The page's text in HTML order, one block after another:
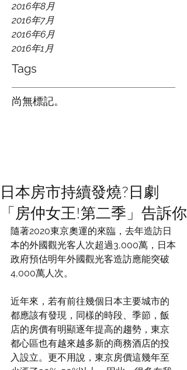
2016年8月
2016年7月
2016年6月
2016年1月
Tags
尚無標記。
日本房市持續發燒?日劇
「房仲女王!第二季」告訴你
隨著2020東京奧運的來臨，去年造訪日
本的外國觀光客人次超過3,000萬，日本
政府預估明年外國觀光客造訪應能突破
4,000萬人次。
近年來，若有前往幾個日本主要城市的
都應該有發現，同樣的時段、季節，飯
店的房價有明顯逐年提高的趨勢，東京
都心區也有越來越多新的商務酒店的投
入設立。更不用說，東京房價這幾年至